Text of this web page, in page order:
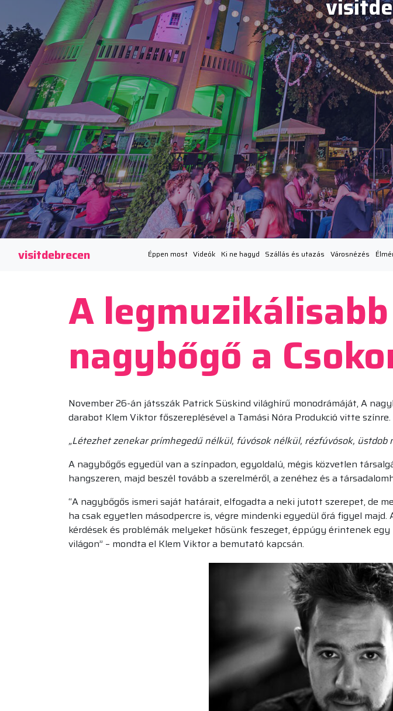
visitdebrecen Éppen most Videók Ki ne hagyd Szállás és utazás Városnézés
A
nagybőgő a
November 26-án játsszák Patrick Süskind világhírű monodrámáját, A
darabot Klem Viktor főszereplésével a Tamási Nóra Produkció vitte színre.
„Létezhet zenekar prímhegedű nélkül, fúvósok nélkül, rézfúvósok,
A nagybőgős egyedül van a színpadon, egyoldalú, mégis közvetlen
hangszeren, majd beszél tovább a szerelméről, a zenéhez és a
“A nagybőgős ismeri saját határait, elfogadta a neki jutott szerepet, de
ha csak egyetlen másodpercre is, végre mindenki egyedül őrá figyel
kérdések és problémák melyeket hősünk feszeget, éppúgy érintenek
világon” – mondta el Klem Viktor a bemutató kapcsán.